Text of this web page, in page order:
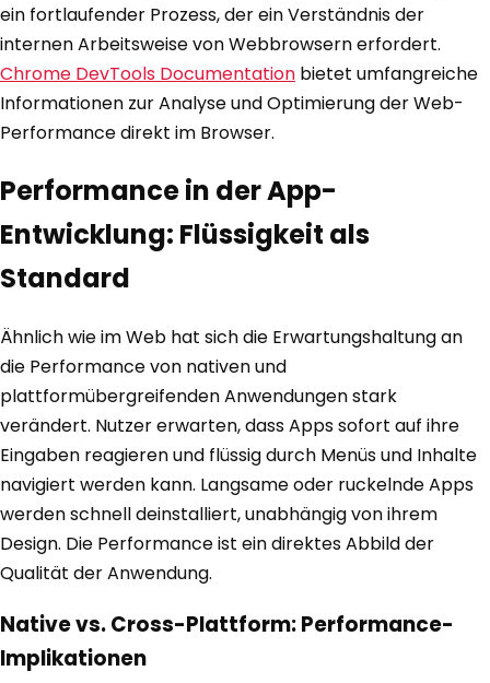
ein fortlaufender Prozess, der ein Verständnis der
internen Arbeitsweise von Webbrowsern erfordert.
Chrome DevTools Documentation bietet umfangreiche
Informationen zur Analyse und Optimierung der Web-
Performance direkt im Browser.
Performance in der App-
Entwicklung: Flüssigkeit als
Standard
Ähnlich wie im Web hat sich die Erwartungshaltung an
die Performance von nativen und
plattformübergreifenden Anwendungen stark
verändert. Nutzer erwarten, dass Apps sofort auf ihre
Eingaben reagieren und flüssig durch Menüs und Inhalte
navigiert werden kann. Langsame oder ruckelnde Apps
werden schnell deinstalliert, unabhängig von ihrem
Design. Die Performance ist ein direktes Abbild der
Qualität der Anwendung.
Native vs. Cross-Plattform: Performance-
Implikationen